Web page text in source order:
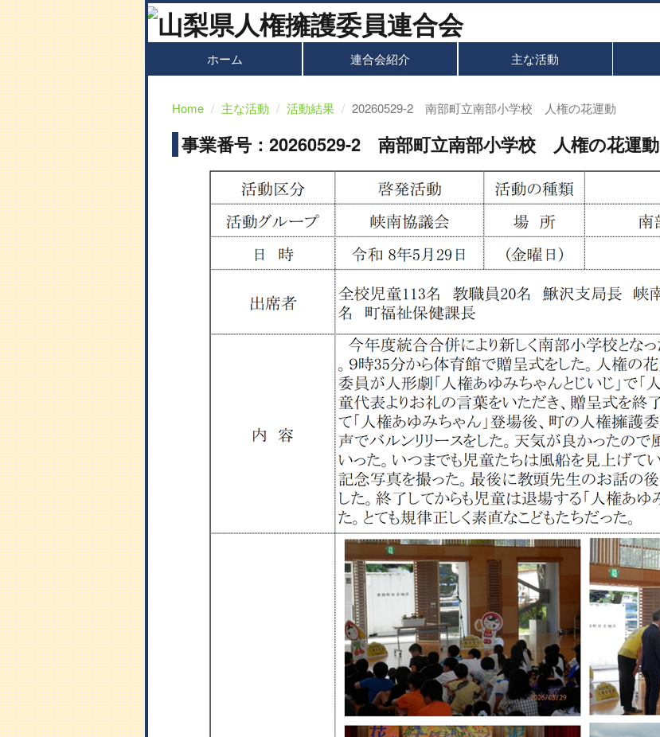
ホーム 連合会紹介 主な活動
Home 主な活動 活動結果 20260529-2 南部町立南部小学校 人権の花運動
事業番号：20260529-2 南部町立南部小学校 人権の花運動